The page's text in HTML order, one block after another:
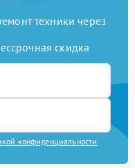
техники через
скидка
конфиденциальности